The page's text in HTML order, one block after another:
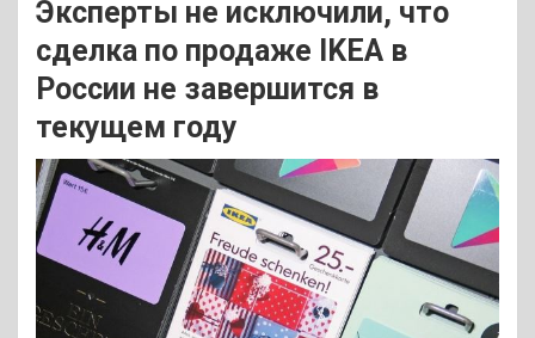
Эксперты не исключили, что
сделка по продаже IKEA в
России не завершится в
текущем году